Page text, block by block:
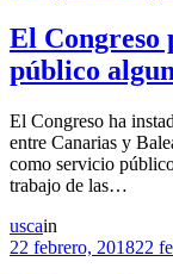
El Congreso
público
El Congreso ha
entre Canarias y
como servicio
trabajo de las…
uscain
22 febrero, 201822